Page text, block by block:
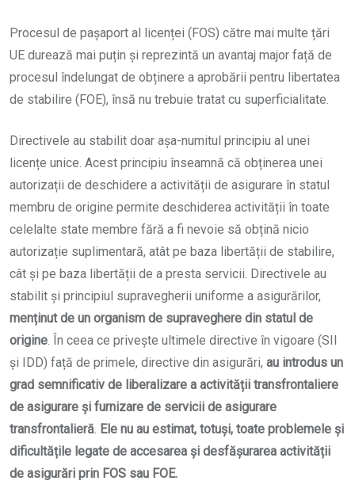
Procesul de pașaport al licenței (FOS) către mai multe țări
UE durează mai puțin și reprezintă un avantaj major față de
procesul îndelungat de obținere a aprobării pentru libertatea
de stabilire (FOE), însă nu trebuie tratat cu superficialitate.
Directivele au stabilit doar așa-numitul principiu al unei
licențe unice. Acest principiu înseamnă că obținerea unei
autorizații de deschidere a activității de asigurare în statul
membru de origine permite deschiderea activității în toate
celelalte state membre fără a fi nevoie să obțină nicio
autorizație suplimentară, atât pe baza libertății de stabilire,
cât și pe baza libertății de a presta servicii. Directivele au
stabilit și principiul supravegherii uniforme a asigurărilor,
menținut de un organism de supraveghere din statul de
origine. În ceea ce privește ultimele directive în vigoare (SII
și IDD) față de primele, directive din asigurări, au introdus un
grad semnificativ de liberalizare a activității transfrontaliere
de asigurare și furnizare de servicii de asigurare
transfrontalieră. Ele nu au estimat, totuși, toate problemele și
dificultățile legate de accesarea și desfășurarea activității
de asigurări prin FOS sau FOE.